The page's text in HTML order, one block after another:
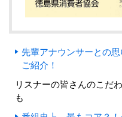
先輩アナウンサーとの
ご紹介！
リスナーの皆さんのこだ
も